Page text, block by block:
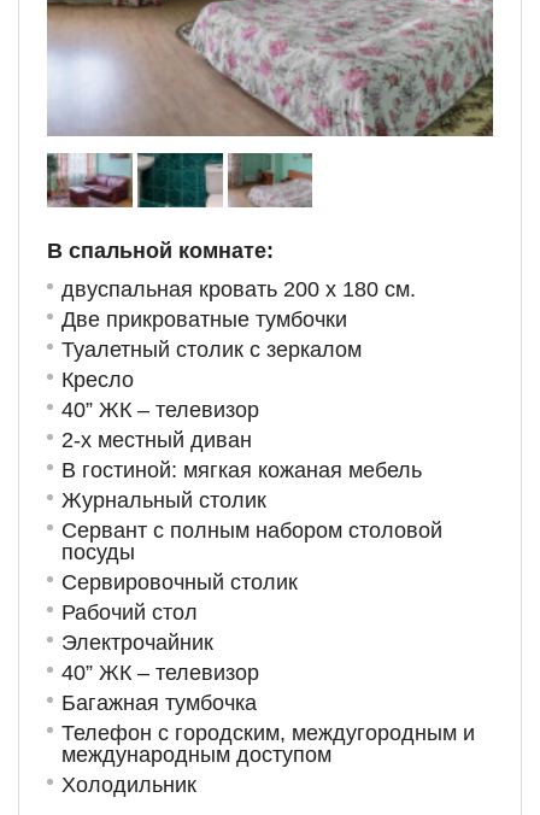
В спальной комнате:
двуспальная кровать 200 х 180 см.
Две прикроватные тумбочки
Туалетный столик с зеркалом
Кресло
40” ЖК – телевизор
2-х местный диван
В гостиной: мягкая кожаная мебель
Журнальный столик
Сервант с полным набором столовой
посуды
Сервировочный столик
Рабочий стол
Электрочайник
40” ЖК – телевизор
Багажная тумбочка
Телефон с городским, междугородным и
международным доступом
Холодильник